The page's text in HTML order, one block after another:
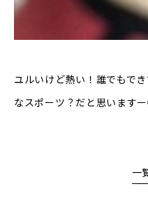
ユルいけど熱い！誰でもで
なスポーツ？だと思います
一